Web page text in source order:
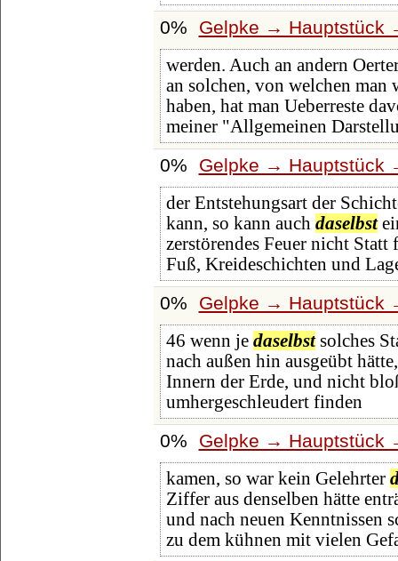
0% Gelpke → Hauptstück
werden. Auch an andern
an solchen, von welchen man
haben, hat man Ueberreste
meiner "Allgemeinen
0% Gelpke → Hauptstück
der Entstehungsart der
kann, so kann auch daselbst
zerstörendes Feuer nicht
Fuß, Kreideschichten und
0% Gelpke → Hauptstück
46 wenn je daselbstsolches
nach außen hin ausgeübt
Innern der Erde, und nicht
umhergeschleudert finden
0% Gelpke → Hauptstück
kamen, so war kein Gelehrter
Ziffer aus denselben hätte
und nach neuen Kenntnissen
zu dem kühnen mit vielen